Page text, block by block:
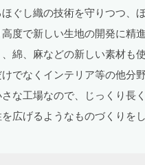
ぐし織の技術を守りつつ、
高度で新しい生地の開発に精
綿、麻などの新しい素材も
でなくインテリア等の他分
な工場なので、じっくり長
広げるようなものづくりを